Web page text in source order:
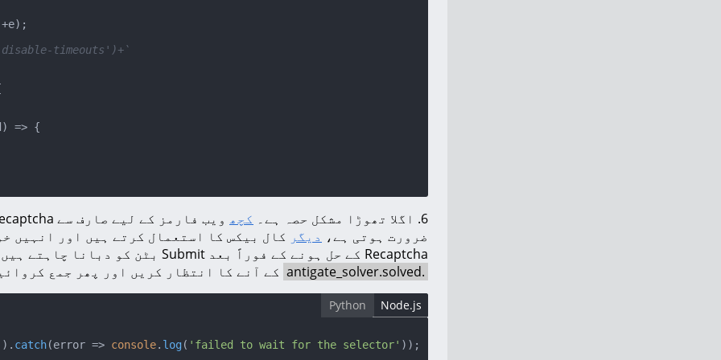
+e);
timeouts')+`
) => {
6. اگلا تھوڑا مشکل حصہ ہے۔
کچھ
ضرورت ہوتی ہے، دیگر کال بیکس کا استعمال کرتے ہیں اور انہیں
Recaptcha کے حل ہونے کے فوراً بعد Submit بٹن کو دبانا چاہتے ہیں۔ اسے صحیح وقت پر کرنے کے لیے، بس سلیکٹر
.antigate_solver.solved
کے آنے کا انتظار کریں اور پھر جمع
Node.js
Python
). catch(error => console. log ( 'failed to wait for the selector'